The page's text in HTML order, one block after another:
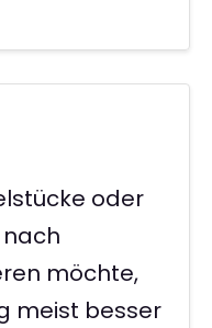
oder
möchte,
meist besser